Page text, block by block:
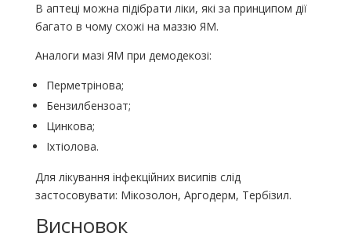
В аптеці можна підібрати ліки, які за принципом дії
багато в чому схожі на маззю ЯМ.
Аналоги мазі ЯМ при демодекозі:
Перметрінова;
Бензилбензоат;
Цинкова;
Іхтіолова.
Для лікування інфекційних висипів слід
застосовувати: Мікозолон, Аргодерм, Тербізил.
Висновок